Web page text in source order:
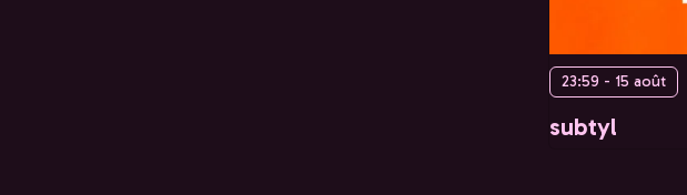
23:59 - 15 août
subtyl